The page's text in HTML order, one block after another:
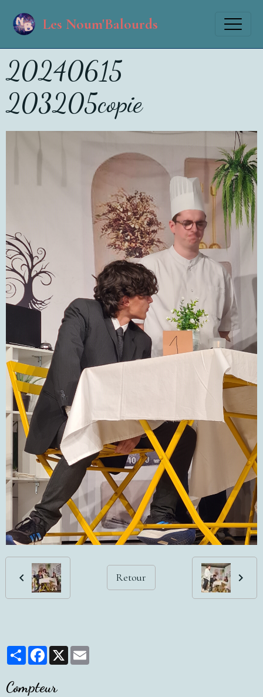
Les Noum'Balourds
20240615
203205copie
Retour
PartagerFacebook
X
Compteur